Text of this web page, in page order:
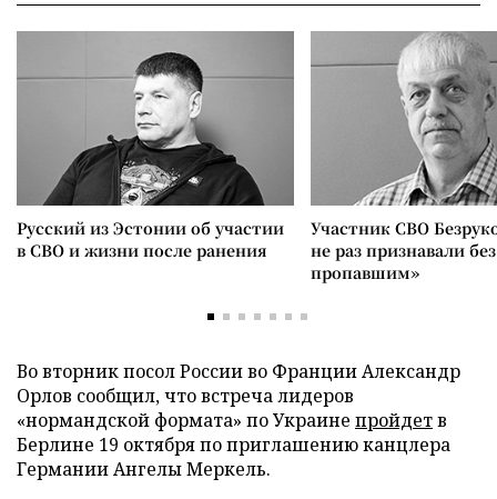
Русский из Эстонии об участии
в СВО и жизни после ранения
Участник СВО
не раз признавали
пропавшим»
Во вторник посол России во Франции Александр
Орлов сообщил, что встреча лидеров
«нормандской формата» по Украине пройдетв
Берлине 19 октября по приглашению канцлера
Германии Ангелы Меркель.